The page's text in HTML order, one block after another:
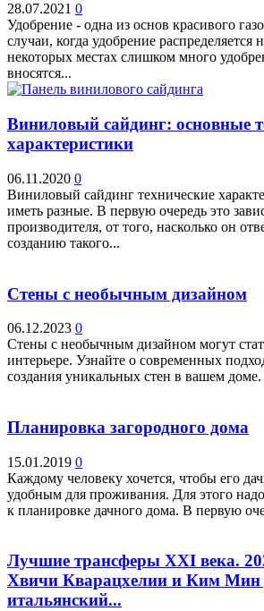
28.07.2021 0
Удобрение - одна из основ красивого
случаи, когда удобрение распределяется
некоторых местах слишком много
вносятся...
Виниловый сайдинг: основные
характеристики
06.11.2020 0
Виниловый сайдинг технические
иметь разные. В первую очередь это
производителя, от того, насколько он
созданию такого...
Стены с необычным дизайном
06.12.2023 0
Стены с необычным дизайном могут
интерьере. Узнайте о современных
создания уникальных стен в вашем доме.
Планировка загородного дома
15.01.2019 0
Каждому человеку хочется, чтобы его
удобным для проживания. Для этого надо
к планировке дачного дома. В первую
Лучшие трансферы XXI века.
Хвичи Кварацхелии и Ким Мин
итальянский...